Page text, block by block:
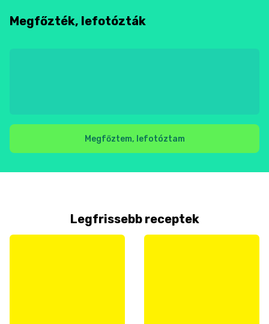
Megfőzték, lefotózták
Megfőztem, lefotóztam
Legfrissebb receptek